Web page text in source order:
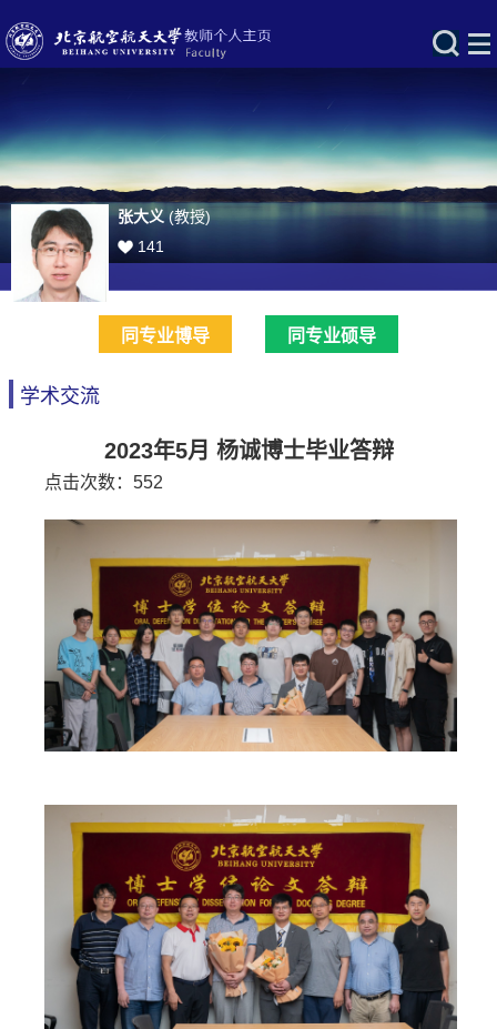
张大义(教授)
141
同专业博导 同专业硕导
学术交流
2023年5月 杨诚博士毕业答辩
点击次数： 552